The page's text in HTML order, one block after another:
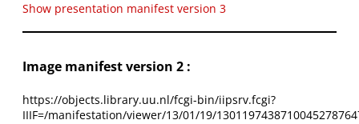
Show presentation manifest version 3
Image manifest version 2 :
https://objects.library.uu.nl/fcgi-bin/iipsrv.fcgi?
IIIF=/manifestation/viewer/13/01/19/